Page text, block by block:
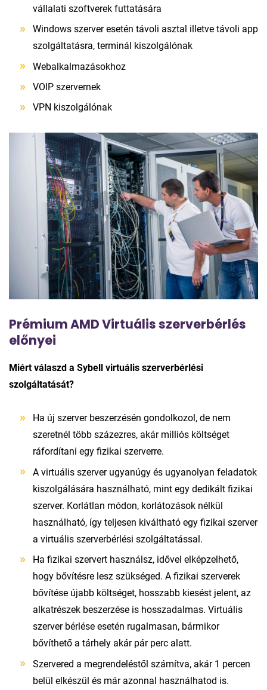
vállalati szoftverek futtatására
Windows szerver esetén távoli asztal illetve távoli app
szolgáltatásra, terminál kiszolgálónak
Webalkalmazásokhoz
VOIP szervernek
VPN kiszolgálónak
Prémium AMD Virtuális szerverbérlés
előnyei
Miért válaszd a Sybell virtuális szerverbérlési
szolgáltatását?
Ha új szerver beszerzésén gondolkozol, de nem
szeretnél több százezres, akár milliós költséget
ráfordítani egy fizikai szerverre.
A virtuális szerver ugyanúgy és ugyanolyan feladatok
kiszolgálására használható, mint egy dedikált fizikai
szerver. Korlátlan módon, korlátozások nélkül
használható, így teljesen kiváltható egy fizikai szerver
a virtuális szerverbérlési szolgáltatással.
Ha fizikai szervert használsz, idővel elképzelhető,
hogy bővítésre lesz szükséged. A fizikai szerverek
bővítése újabb költséget, hosszabb kiesést jelent, az
alkatrészek beszerzése is hosszadalmas. Virtuális
szerver bérlése esetén rugalmasan, bármikor
bővíthető a tárhely akár pár perc alatt.
Szervered a megrendeléstől számítva, akár 1 percen
belül elkészül és már azonnal használhatod is.